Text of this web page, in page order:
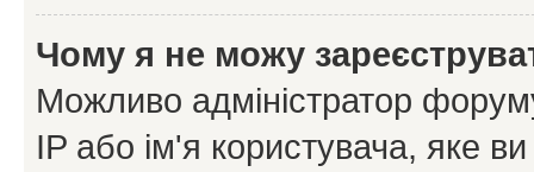
Чому я не можу
Можливо адміністратор
IP або ім'я користувача, яке